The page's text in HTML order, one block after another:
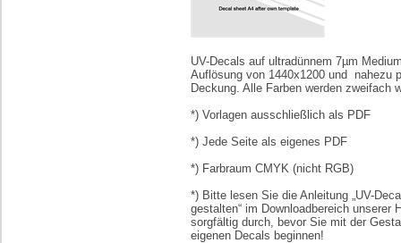
UV-Decals auf ultradünnem 7µm
Auflösung von 1440x1200 und nahezu
Deckung. Alle Farben werden zweifach
*) Vorlagen ausschließlich als PDF
*) Jede Seite als eigenes PDF
*) Farbraum CMYK (nicht RGB)
*) Bitte lesen Sie die Anleitung „UV-
gestalten“ im Downloadbereich unserer
sorgfältig durch, bevor Sie mit der
eigenen Decals beginnen!